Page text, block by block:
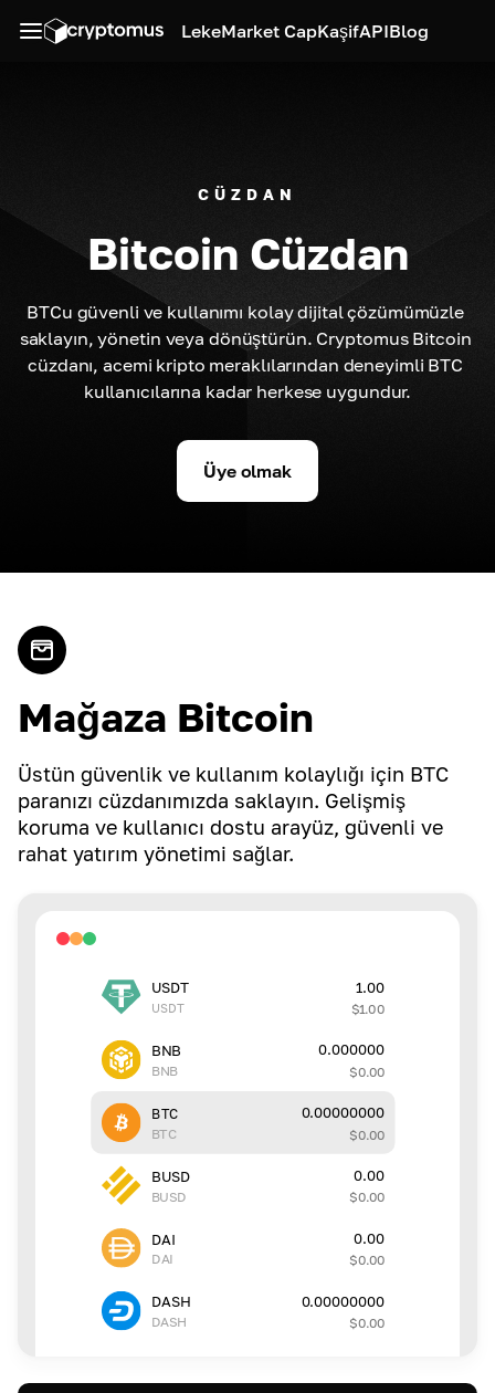
LekeMarket CapKaşifAPIBlog
CÜZDAN
Bitcoin Cüzdan
BTCu güvenli ve kullanımı kolay dijital çözümümüzle
saklayın, yönetin veya dönüştürün. Cryptomus Bitcoin
cüzdanı, acemi kripto meraklılarından deneyimli BTC
kullanıcılarına kadar herkese uygundur.
Üye olmak
Mağaza Bitcoin
Üstün güvenlik ve kullanım kolaylığı için BTC
paranızı cüzdanımızda saklayın. Gelişmiş
koruma ve kullanıcı dostu arayüz, güvenli ve
rahat yatırım yönetimi sağlar.
USDT
USDT
1.00
$1.00
BNB
BNB
0.000000
$0.00
BTC
BTC
0.00000000
$0.00
BUSD
BUSD
0.00
$0.00
DAI
DAI
0.00
$0.00
DASH
DASH
0.00000000
$0.00